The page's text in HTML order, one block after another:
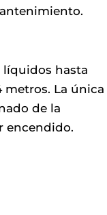
líquidos hasta
La única
de la
encendido.